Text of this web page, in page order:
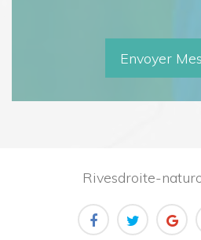
Rivesdroite-